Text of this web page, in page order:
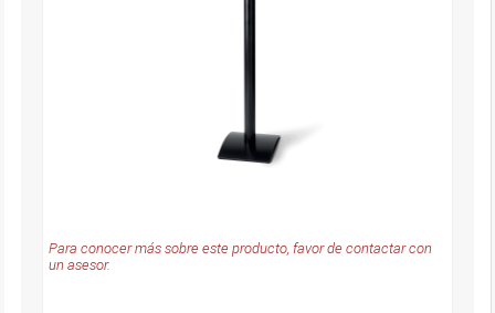
Para conocer más sobre este producto, favor de contactar con
un asesor.